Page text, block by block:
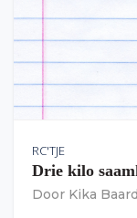
RC'TJE
Drie kilo
Door Kika